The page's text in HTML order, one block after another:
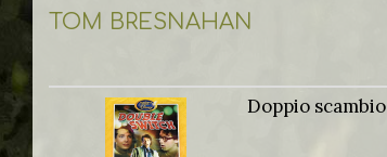
TOM BRESNAHAN
Doppio scambio